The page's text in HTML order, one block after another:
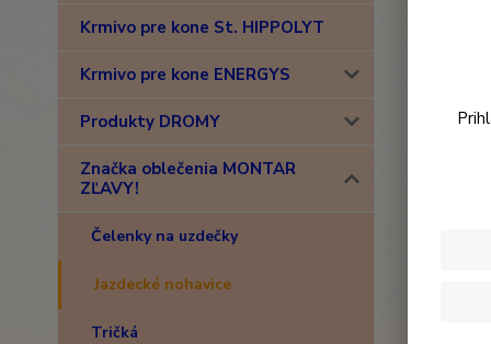
Krmivo pre kone St. HIPPOLYT
Krmivo pre kone ENERGYS
Produkty DROMY
Značka oblečenia MONTAR
ZĽAVY!
Čelenky na uzdečky
Jazdecké nohavice
Tričká